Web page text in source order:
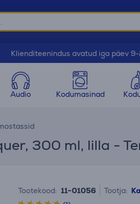
Klienditeenindus avatud iga päev 9-
Audio Kodumasinad
300 ml, lilla -
Tootekood: 11-01056 Tootja: